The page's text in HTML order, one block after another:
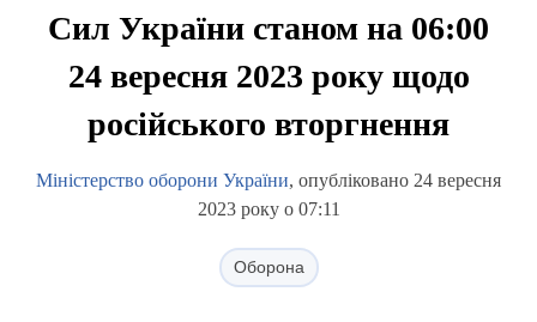
Сил України станом на 06:00
24 вересня 2023 року щодо
російського вторгнення
Міністерство оборони України, опубліковано 24 вересня
2023 року о 07:11
Оборона